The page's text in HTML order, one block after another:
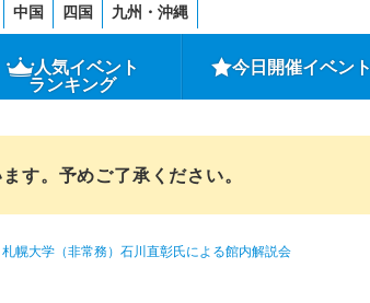
中国 四国 九州・沖縄
人気イベント
ランキング
今日開催イベント
す。予めご了承ください。
札幌大学（非常務）石川直彰氏による館内解説会